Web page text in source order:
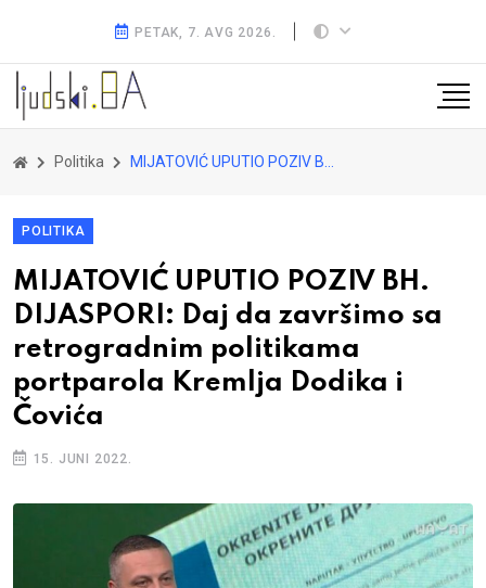
PETAK, 7. AVG 2026.
Politika MIJATOVIĆ UPUTIO POZIV BH. DIJASPORI: Daj da završimo sa retrogradnim politikama portparola Kremlja Dodika i Čovića
POLITIKA
MIJATOVIĆ UPUTIO POZIV BH.
DIJASPORI: Daj da završimo sa
retrogradnim politikama
portparola Kremlja Dodika i
Čovića
15. JUNI 2022.